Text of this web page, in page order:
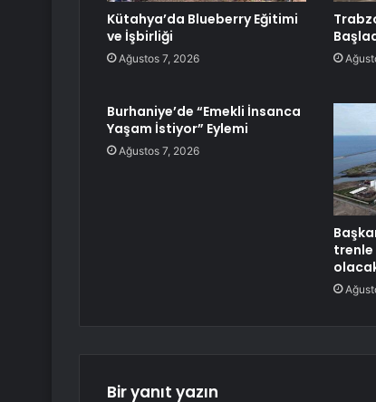
Kütahya’da Blueberry Eğitimi
ve İşbirliği
Ağustos 7, 2026
Burhaniye’de “Emekli İnsanca
Yaşam İstiyor” Eylemi
Ağustos 7, 2026
trenle
Bir yanıt yazın